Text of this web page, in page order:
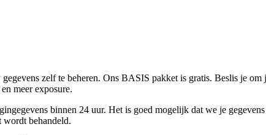
zelf te beheren. Ons BASIS pakket is gratis. Beslis je
meer exposure.
binnen 24 uur. Het is goed mogelijk dat we je
wordt behandeld.